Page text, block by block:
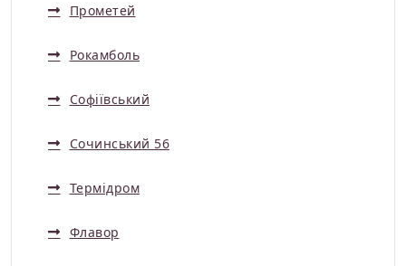
Прометей
Рокамболь
Софіївський
Сочинський 56
Термідром
Флавор